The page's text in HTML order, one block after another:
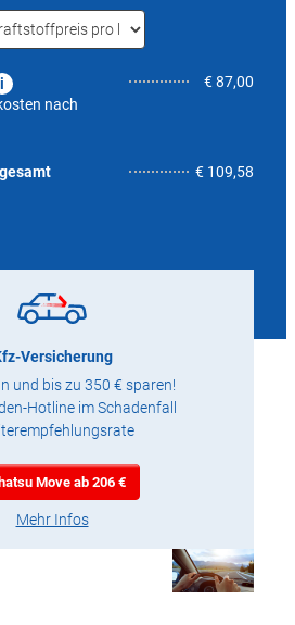
nach
€ 87,00
€ 109,58
Versicherung
und bis zu 350 € sparen!
Hotline im Schadenfall
Move ab 206 €
Mehr Infos